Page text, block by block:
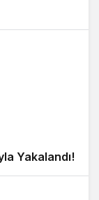
Yakalandı!